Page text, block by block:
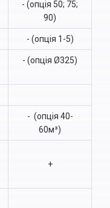
- (опція 50; 75;
90)
- (опція 1-5)
- (опція Ø325)
- (опція 40-
60м³)
+